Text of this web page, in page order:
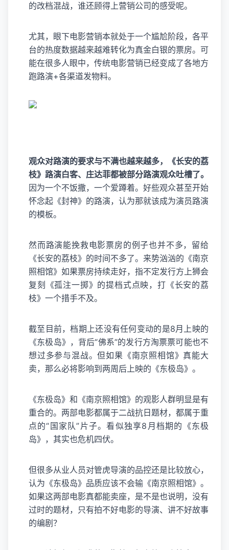
的改档混战，谁还顾得上营销公司的感受呢。
尤其，眼下电影营销本就处于一个尴尬阶段，各平
台的热度数据越来越难转化为真金白银的票房。可
能在很多人眼中，传统电影营销已经变成了各地方
跑路演+各渠道发物料。
观众对路演的要求与不满也越来越多，《长安的荔
枝》路演白客、庄达菲都被部分路演观众吐槽了。
因为一个不饭撒，一个爱蹲着。好些观众甚至开始
怀念起《封神》的路演，认为那就该成为演员路演
的模板。
然而路演能挽救电影票房的例子也并不多，留给
《长安的荔枝》的时间不多了。来势汹汹的《南京
照相馆》如果票房持续走好，指不定发行方上狮会
复刻《孤注一掷》的提档式点映，打《长安的荔
枝》一个措手不及。
截至目前，档期上还没有任何变动的是8月上映的
《东极岛》，背后“佛系”的发行方淘票票可能也不
想过多参与混战。但如果《南京照相馆》真能大
卖，那么必将影响到两周后上映的《东极岛》。
《东极岛》和《南京照相馆》的观影人群明显是有
重合的。两部电影都属于二战抗日题材，都属于重
点的“国家队”片子。看似独享8月档期的《东极
岛》，其实也危机四伏。
但很多从业人员对管虎导演的品控还是比较放心，
认为《东极岛》品质应该不会输《南京照相馆》。
如果这两部电影真都能卖座，是不是也说明，没有
过时的题材，只有拍不好电影的导演、讲不好故事
的编剧？